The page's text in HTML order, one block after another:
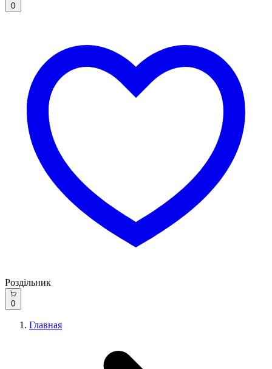
0
Роздільник
0
Главная